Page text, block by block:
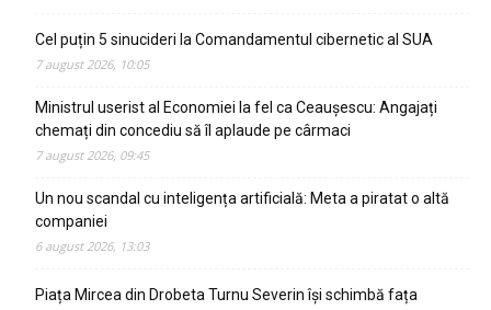
Cel puțin 5 sinucideri la Comandamentul cibernetic al SUA
7 august 2026, 10:05
Ministrul userist al Economiei la fel ca Ceaușescu: Angajați
chemați din concediu să îl aplaude pe cârmaci
7 august 2026, 09:45
Un nou scandal cu inteligența artificială: Meta a piratat o altă
companiei
6 august 2026, 13:03
Piața Mircea din Drobeta Turnu Severin își schimbă fața